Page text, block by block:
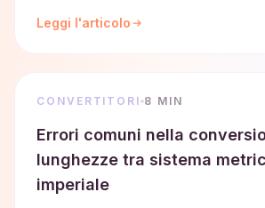
Leggi l'articolo
CONVERTITORI 8 MIN
Errori comuni nella
lunghezze tra sistema
imperiale